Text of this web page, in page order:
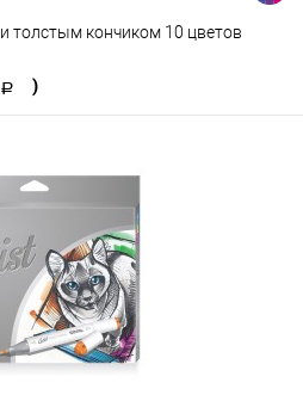
толстым кончиком 10 цветов
)
В наличии